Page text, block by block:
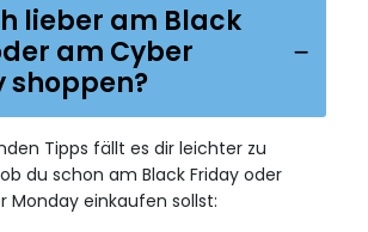
lieber am Black
am Cyber
shoppen?
Tipps fällt es dir leichter zu
du schon am Black Friday oder
Monday einkaufen sollst: